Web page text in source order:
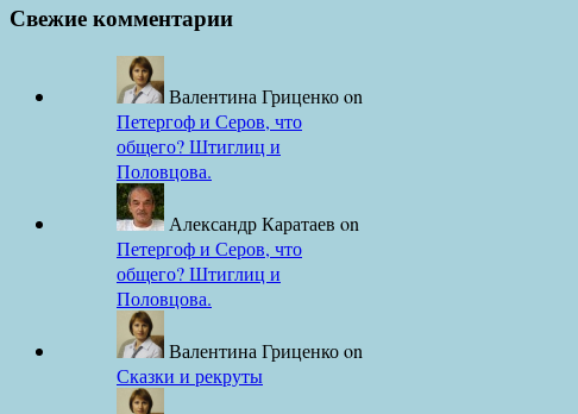
Свежие комментарии
Валентина Гриценкоon
Петергоф и Серов, что
общего? Штиглиц и
Половцова.
Александр Каратаев on
Петергоф и Серов, что
общего? Штиглиц и
Половцова.
Валентина Гриценкоon
Сказки и рекруты